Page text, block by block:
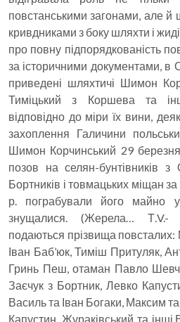
повстанськими загонами, але й
кривдниками з боку шляхти і
про повну підпорядкованість
за історичними документами, в
приведені шляхтичі Шимон
Тиміцький з Коршева та
відповідно до міри їх вини,
захоплення Галичини
Шимон Корчинський 29
позов на селян-бунтівників
Бортників і товмацьких міщан
р. пограбували його майно
знущалися. (Жерела… Т.V.-
подаються прізвища повсталих:
Іван Баб’юк, Тиміш Притуляк,
Гринь Пеш, отаман Павло
Заєчук з Бортник, Левко
Василь та Іван Богаки, Максим
Капустин, Жураківський та